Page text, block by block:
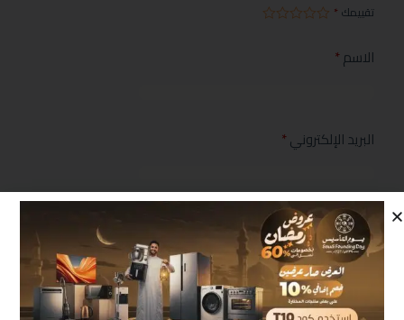
تقييمك *
الاسم*
البريد الإلكتروني*
مراجعتك*